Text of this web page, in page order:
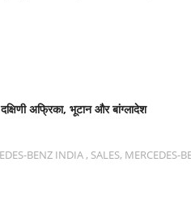
अफ्रिका, भूटान और बांग्लादेश
BENZ INDIA , SALES, MERCEDES-